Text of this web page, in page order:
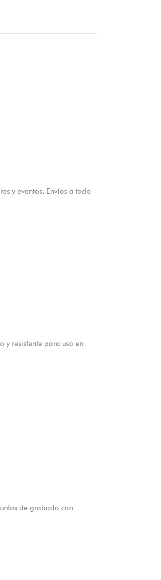
y eventos. Envíos a todo
y resistente para uso en
de grabado con